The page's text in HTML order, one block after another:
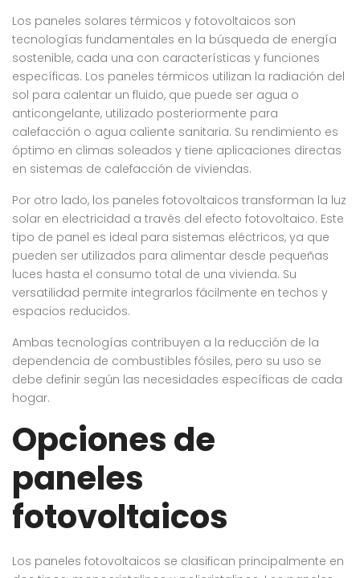
Los paneles solares térmicos y fotovoltaicos son
tecnologías fundamentales en la búsqueda de energía
sostenible, cada una con características y funciones
específicas. Los paneles térmicos utilizan la radiación del
sol para calentar un fluido, que puede ser agua o
anticongelante, utilizado posteriormente para
calefacción o agua caliente sanitaria. Su rendimiento es
óptimo en climas soleados y tiene aplicaciones directas
en sistemas de calefacción de viviendas.
Por otro lado, los paneles fotovoltaicos transforman la luz
solar en electricidad a través del efecto fotovoltaico. Este
tipo de panel es ideal para sistemas eléctricos, ya que
pueden ser utilizados para alimentar desde pequeñas
luces hasta el consumo total de una vivienda. Su
versatilidad permite integrarlos fácilmente en techos y
espacios reducidos.
Ambas tecnologías contribuyen a la reducción de la
dependencia de combustibles fósiles, pero su uso se
debe definir según las necesidades específicas de cada
hogar.
Opciones de
paneles
fotovoltaicos
Los paneles fotovoltaicos se clasifican principalmente en